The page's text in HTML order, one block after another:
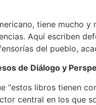
tiene mucho
Aquí escriben
del pueblo,
de Diálogo y
“estos libros tienen
central en los que